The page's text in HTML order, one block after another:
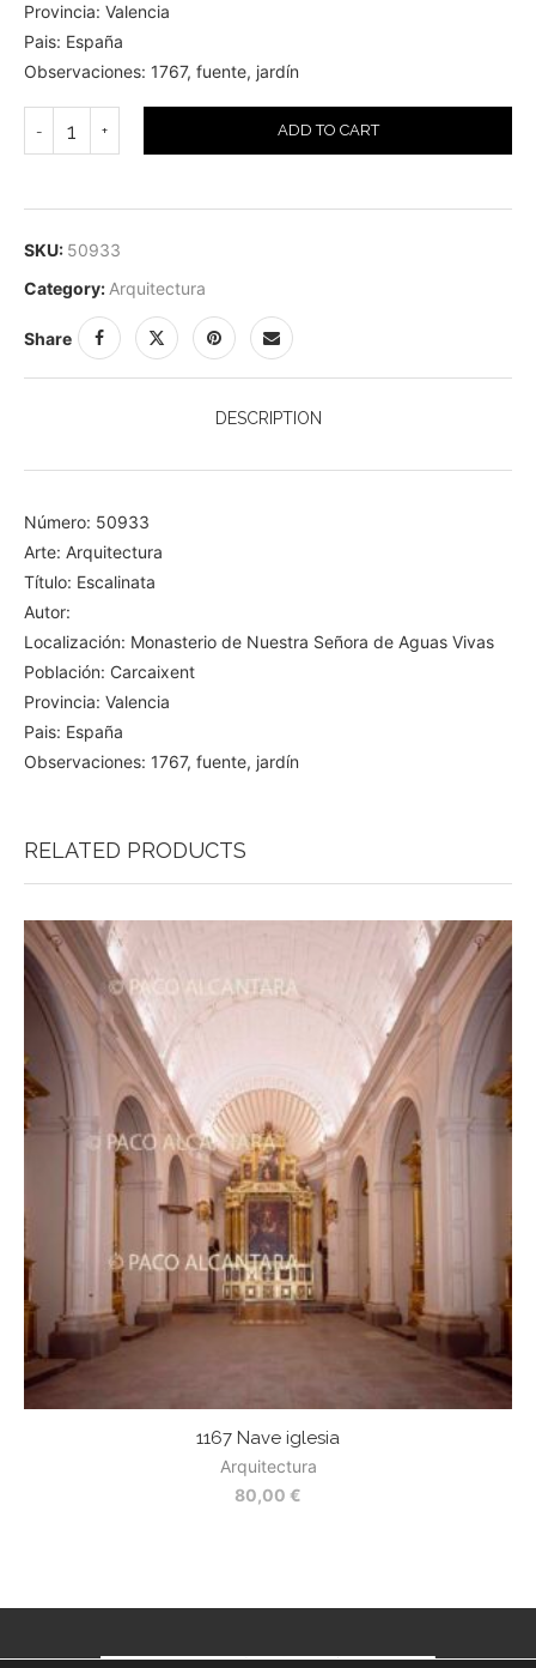
Provincia: Valencia
Pais: España
Observaciones: 1767, fuente, jardín
ADD TO CART
SKU: 50933
Category: Arquitectura
Share
DESCRIPTION
Número: 50933
Arte: Arquitectura
Título: Escalinata
Autor:
Localización: Monasterio de Nuestra Señora de Aguas Vivas
Población: Carcaixent
Provincia: Valencia
Pais: España
Observaciones: 1767, fuente, jardín
RELATED PRODUCTS
1167 Nave iglesia
Arquitectura
80,00 €